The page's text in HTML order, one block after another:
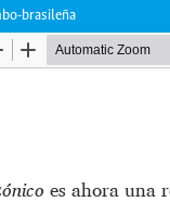
brasileña